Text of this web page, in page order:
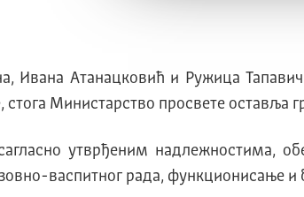
Ивана Атанацковић и Ружица
стога Министарство просвете
утврђеним надлежностима,
васпитног рада, функционисање